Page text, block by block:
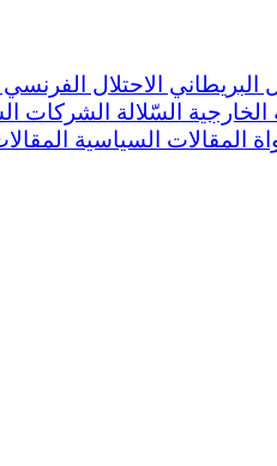
البريطاني الاحتلال الفرنسي
الخارجية السّلالة الشركات
المقالات السياسية